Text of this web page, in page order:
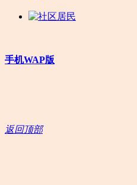
手机WAP版
返回顶部